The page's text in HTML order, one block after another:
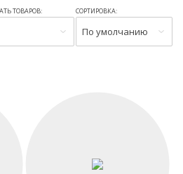
ТОВАРОВ: СОРТИРОВКА:
По умолчанию